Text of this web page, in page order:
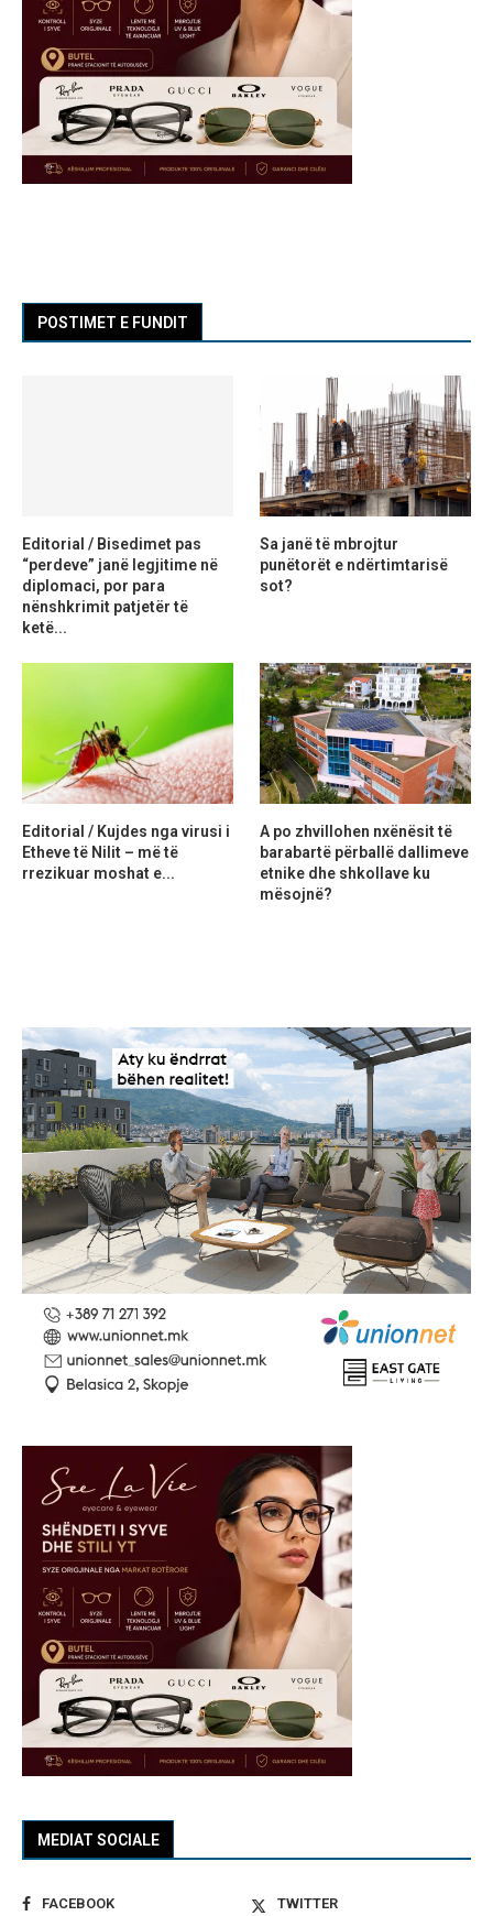
MEDIAT SOCIALE
FACEBOOK
TWITTER
POSTIMET E FUNDIT
Editorial / Bisedimet pas
“perdeve” janë legjitime në
diplomaci, por para
nënshkrimit patjetër të
ketë...
Sa janë të mbrojtur
punëtorët e ndërtimtarisë
sot?
Editorial / Kujdes nga virusi i
Etheve të Nilit – më të
rrezikuar moshat e...
A po zhvillohen nxënësit të
barabartë përballë dallimeve
etnike dhe shkollave ku
mësojnë?